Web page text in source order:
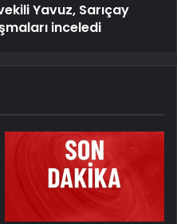
Yavuz, Sarıçay
inceledi